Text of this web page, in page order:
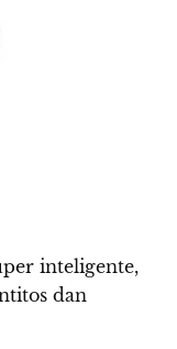
inteligente,
dan